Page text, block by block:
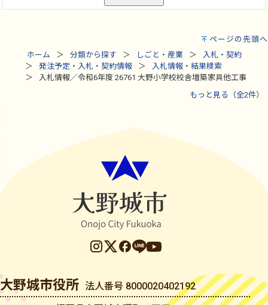
ページの先頭へ
ホーム
分類から探す しごと・産業
入札・契約
発注予定・入札・契約情報
入札情報・結果検索
入札情報／令和6年度 26761 大野小学校校舎増築家具他工事
もっと見る（全2件）
大野城市役所 法人番号 8000020402192